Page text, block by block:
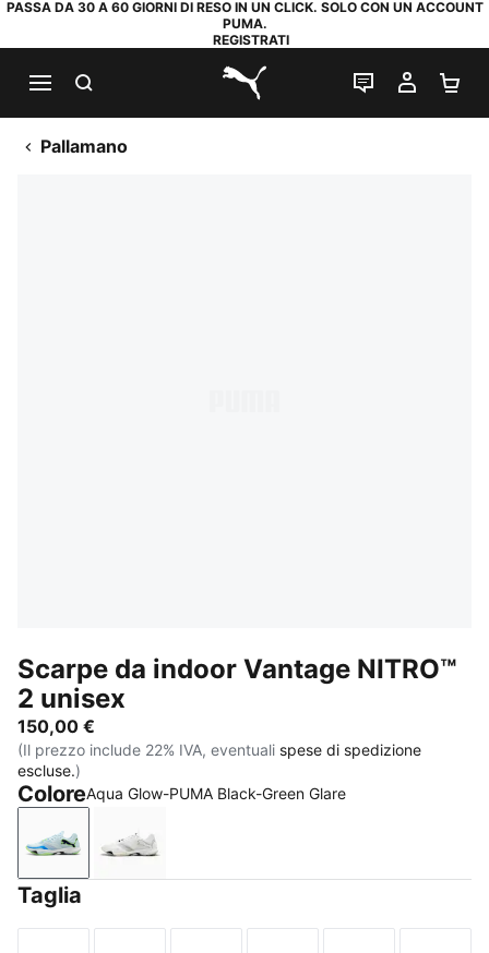
PASSA DA 30 A 60 GIORNI DI RESO IN UN CLICK. SOLO CON UN ACCOUNT
PUMA.
REGISTRATI
PUMA.com
CHAT IL MIO
Pallamano
Scarpe da indoor Vantage NITRO™
2 unisex
150,00 €
(Il prezzo include 22% IVA, eventuali spese di spedizione
escluse.)
ColoreAqua Glow-PUMA Black-Green Glare
Aqua Glow-PUMA Black-Green Glare
PUMA White-PUMA Black-Sugared Almond
Taglia